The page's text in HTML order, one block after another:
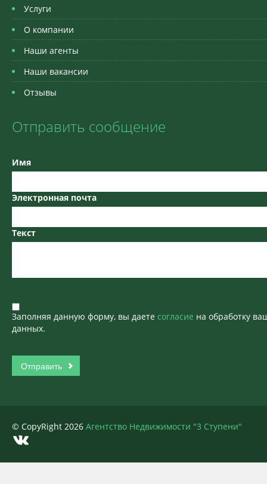
Услуги
О компании
Наши агенты
Наши вакансии
Отзывы
Отправить сообщение
Имя
Электронная почта
Текст
Заполняя данную форму, вы даете согласие на обработку
данных.
© CopyRight 2026 Агентство Недвижимости "3 Ступени"